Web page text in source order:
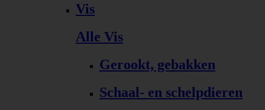
Vis
Alle Vis
Gerookt, gebakken
Schaal- en schelpdieren